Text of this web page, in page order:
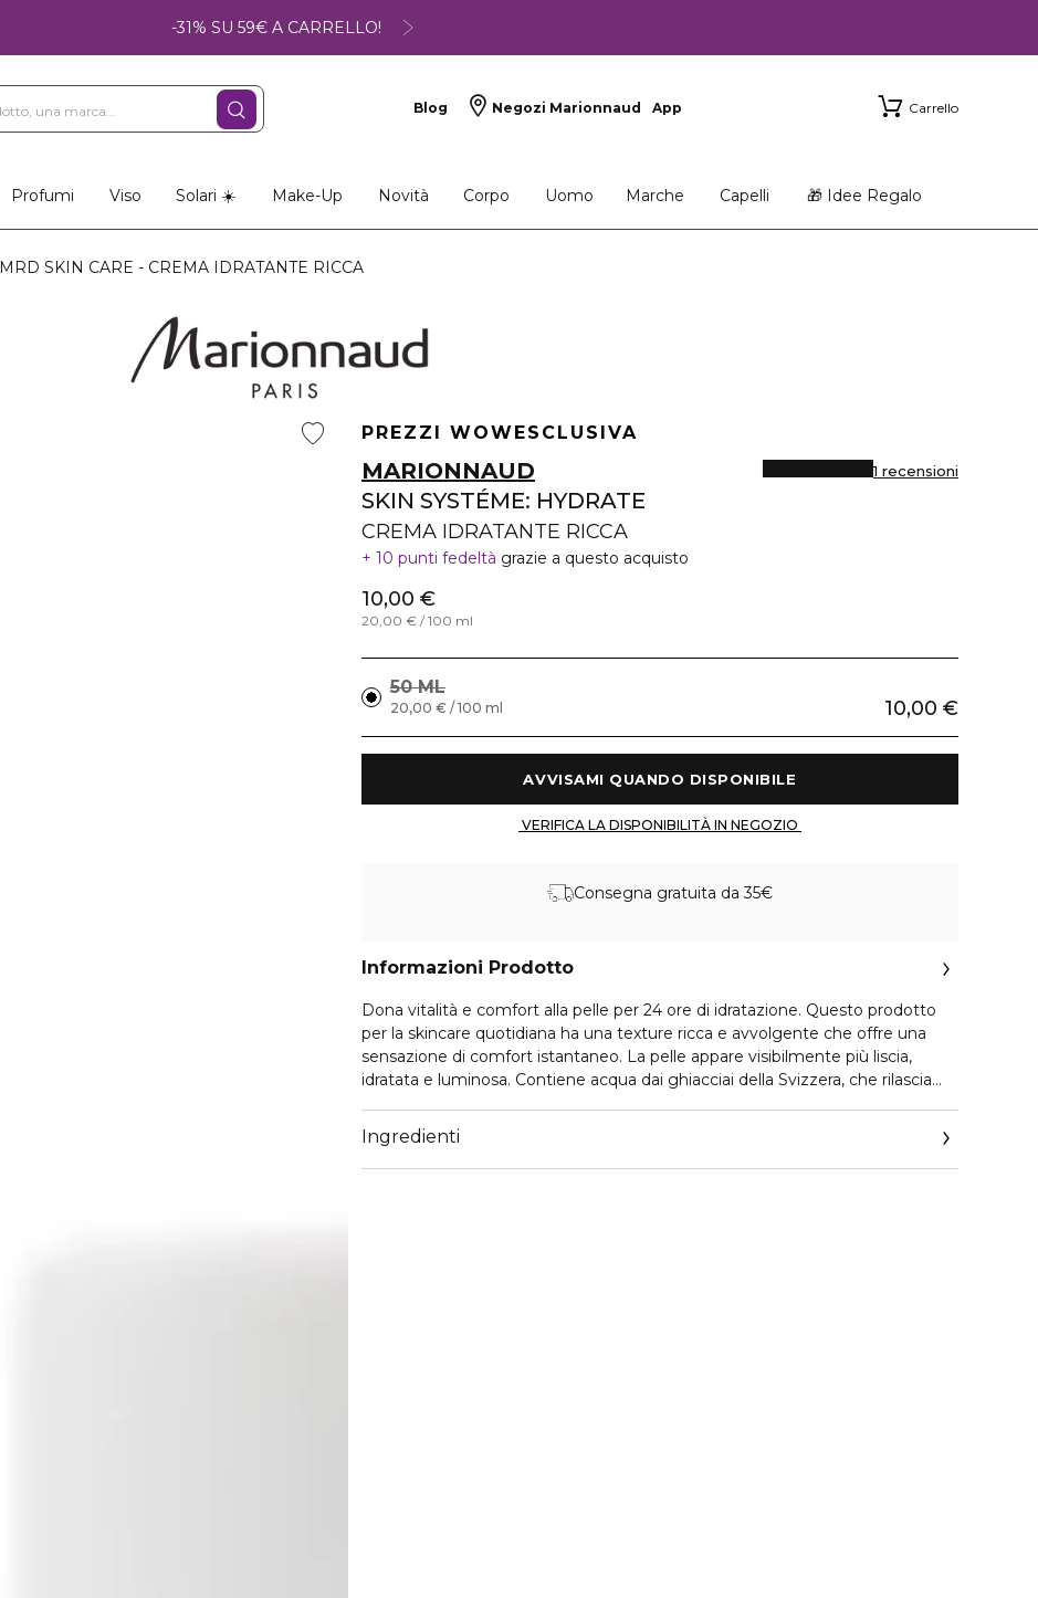
-31% SU 59€ A CARRELLO!
Blog Negozi Marionnaud App Carrello
Profumi Viso Solari ☀️ Make-Up Novità Corpo Uomo Marche Capelli 🎁 Idee Regalo
MRD SKIN CARE - CREMA IDRATANTE RICCA
PREZZI WOWESCLUSIVA
MARIONNAUD
SKIN SYSTÉME: HYDRATE
CREMA IDRATANTE RICCA
1 recensioni
10 punti fedeltà grazie a questo acquisto
10,00 €
20,00 € / 100 ml
50 ML
10,00 €
20,00 € / 100 ml
Consegna gratuita da 35€
Informazioni Prodotto
Dona vitalità e comfort alla pelle per 24 ore di idratazione. Questo prodotto
per la skincare quotidiana ha una texture ricca e avvolgente che offre una
sensazione di comfort istantaneo. La pelle appare visibilmente più liscia,
idratata e luminosa. Contiene acqua dai ghiacciai della Svizzera, che rilascia
circolazione dell'acqua nella pelle, e un complesso di zuccheri di origine
vegetale per stimolare la sintesi di acido ialuronico e trattenere l'idratazione.
Dermatologicamente testata, adatta a pelli normali o secche. Applicare
Ingredienti